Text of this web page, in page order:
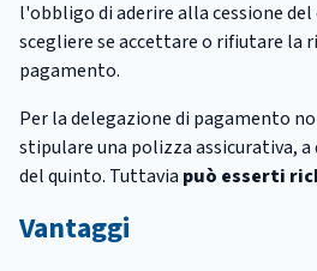
l'obbligo di aderire alla cessione
scegliere se accettare o rifiutare la
pagamento.
Per la delegazione di pagamento
stipulare una polizza assicurativa, a
del quinto. Tuttavia può esserti
Vantaggi